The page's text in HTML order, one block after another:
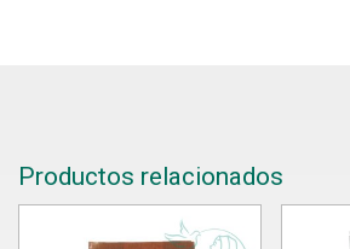
Productos relacionados